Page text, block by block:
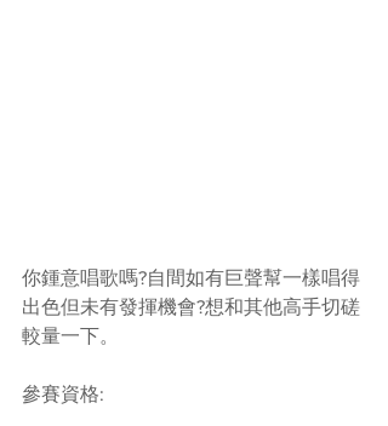
你鍾意唱歌嗎?自間如有巨聲幫一樣唱得
出色但未有發揮機會?想和其他高手切磋
較量一下。
參賽資格: